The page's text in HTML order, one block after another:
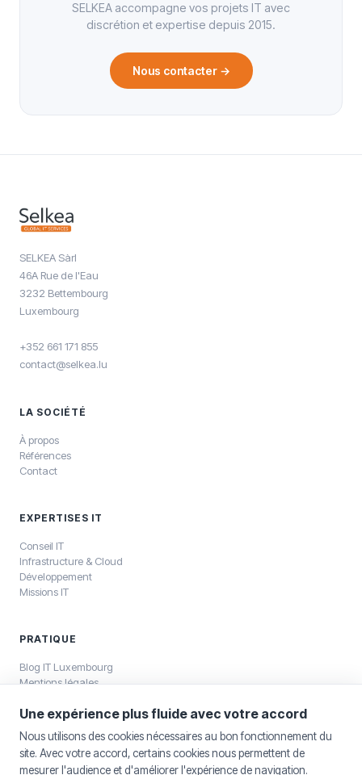
SELKEA accompagne vos projets IT avec
discrétion et expertise depuis 2015.
Nous contacter→
SELKEA Sàrl
46A Rue de l'Eau
3232 Bettembourg
Luxembourg
+352 661 171 855
contact@selkea.lu
LA SOCIÉTÉ
À propos
Références
Contact
EXPERTISES IT
Conseil IT
Infrastructure & Cloud
Développement
Missions IT
PRATIQUE
Blog IT Luxembourg
Mentions légales
©2026SELKEA Sàrl — SELKEA Sàrl, capital 12 500 €, RCS Luxembourg
Une expérience plus fluide avec votre accord
Nous utilisons des cookies nécessaires au bon fonctionnement du
site. Avec votre accord, certains cookies nous permettent de
mesurer l'audience et d'améliorer l'expérience de navigation.